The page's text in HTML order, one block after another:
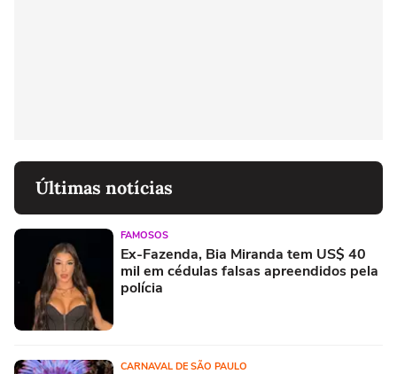
Últimas notícias
FAMOSOS
Ex-Fazenda, Bia Miranda tem US$ 40
mil em cédulas falsas apreendidos pela
polícia
CARNAVAL DE SÃO PAULO